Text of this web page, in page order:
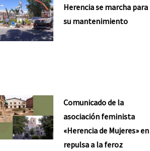
Herencia se marcha para
su mantenimiento
Comunicado de la
asociación feminista
«Herencia de Mujeres» en
repulsa a la feroz